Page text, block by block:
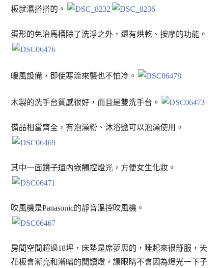
板就濕搭搭的。
蛋形的免治馬桶除了洗淨之外，還有烘乾、按摩的功能。
暖風設備，即使寒流來襲也不怕冷。
木製的洗手台質感很好，而且是雙洗手台。
備品相當齊全，有泡澡粉、沐浴鹽可以泡澡使用。
其中一面鏡子還內嵌觸控燈光，方便女生化妝。
吹風機是Panasonic的靜音溫控吹風機。
房間空間超過18坪，床墊是席夢思的，睡起來很舒服，天
花板會漸亮和漸暗的閱讀燈，讓眼睛不會因為燈光一下子